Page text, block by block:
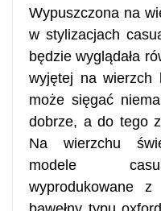
Wypuszczona na
w stylizacjach
będzie wyglądała
wyjętej na wierzch
może sięgać
dobrze, a do tego
Na wierzchu
modele
wyprodukowane